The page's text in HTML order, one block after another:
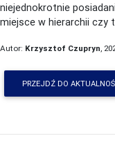
niejednokrotnie
miejsce w hierarchii czy
Autor: Krzysztof Czupryn ,
PRZEJDŹ DO